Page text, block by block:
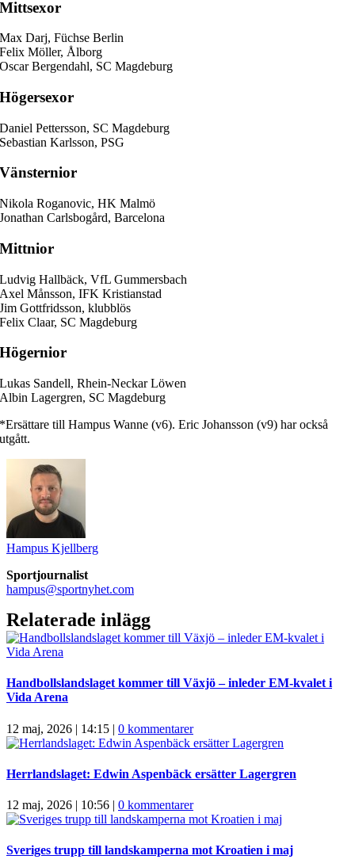
Mittsexor
Max Darj, Füchse Berlin
Felix Möller, Ålborg
Oscar Bergendahl, SC Magdeburg
Högersexor
Daniel Pettersson, SC Magdeburg
Sebastian Karlsson, PSG
Vänsternior
Nikola Roganovic, HK Malmö
Jonathan Carlsbogård, Barcelona
Mittnior
Ludvig Hallbäck, VfL Gummersbach
Axel Månsson, IFK Kristianstad
Jim Gottfridsson, klubblös
Felix Claar, SC Magdeburg
Högernior
Lukas Sandell, Rhein-Neckar Löwen
Albin Lagergren, SC Magdeburg
*Ersättare till Hampus Wanne (v6). Eric Johansson (v9) har också
utgått.
Hampus Kjellberg
Sportjournalist
hampus@sportnyhet.com
Relaterade inlägg
Handbollslandslaget kommer till Växjö – inleder EM-kvalet i
Vida Arena
12 maj, 2026 | 14:15 | 0 kommentarer
Herrlandslaget: Edwin Aspenbäck ersätter Lagergren
12 maj, 2026 | 10:56 | 0 kommentarer
Sveriges trupp till landskamperna mot Kroatien i maj